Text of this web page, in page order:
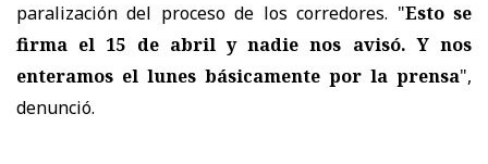
paralización del proceso de los corredores. "Esto se
firma el 15 de abril y nadie nos avisó. Y nos
enteramos el lunes básicamente por la prensa",
denunció.